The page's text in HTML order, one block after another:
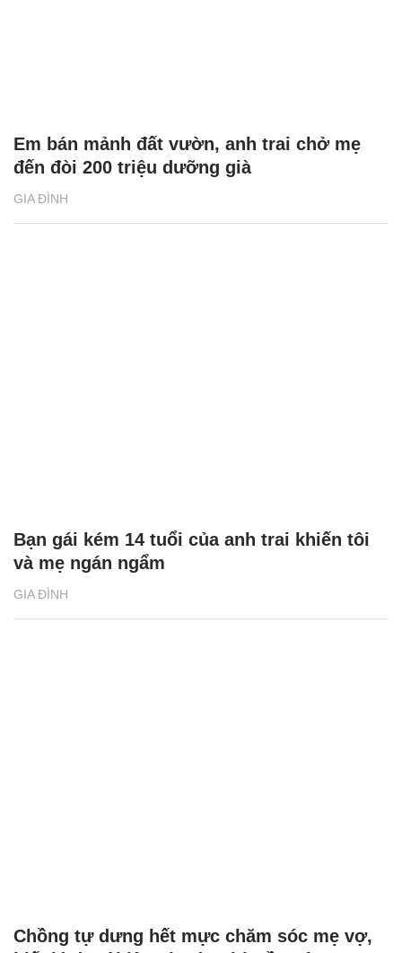
GIA ĐÌNH
Em bán mảnh đất vườn, anh trai chở mẹ
đến đòi 200 triệu dưỡng già
GIA ĐÌNH
Bạn gái kém 14 tuổi của anh trai khiến tôi
và mẹ ngán ngẩm
Chồng tự dưng hết mực chăm sóc mẹ vợ,